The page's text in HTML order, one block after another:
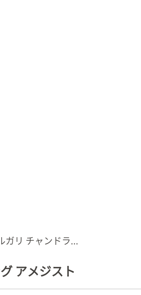
ガリ チャンドラ...
アメジスト